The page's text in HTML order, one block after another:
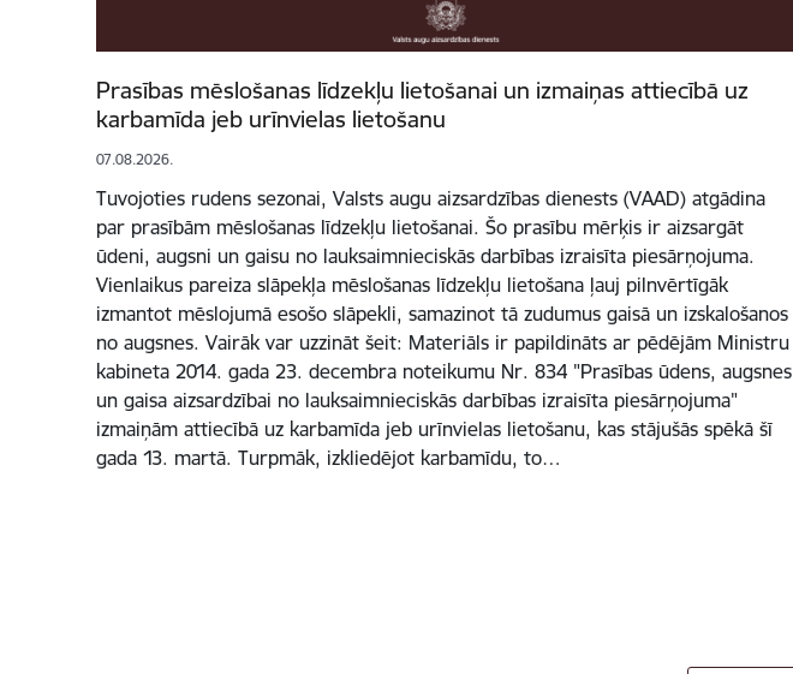
Prasības mēslošanas līdzekļu lietošanai un izmaiņas attiecībā uz
karbamīda jeb urīnvielas lietošanu
07.08.2026.
Tuvojoties rudens sezonai, Valsts augu aizsardzības dienests (VAAD) atgādina
par prasībām mēslošanas līdzekļu lietošanai. Šo prasību mērķis ir aizsargāt
ūdeni, augsni un gaisu no lauksaimnieciskās darbības izraisīta piesārņojuma.
Vienlaikus pareiza slāpekļa mēslošanas līdzekļu lietošana ļauj pilnvērtīgāk
izmantot mēslojumā esošo slāpekli, samazinot tā zudumus gaisā un izskalošanos
no augsnes. Vairāk var uzzināt šeit: Materiāls ir papildināts ar pēdējām Ministru
kabineta 2014. gada 23. decembra noteikumu Nr. 834 "Prasības ūdens, augsnes
un gaisa aizsardzībai no lauksaimnieciskās darbības izraisīta piesārņojuma"
izmaiņām attiecībā uz karbamīda jeb urīnvielas lietošanu, kas stājušās spēkā šī
gada 13. martā. Turpmāk, izkliedējot karbamīdu, to…